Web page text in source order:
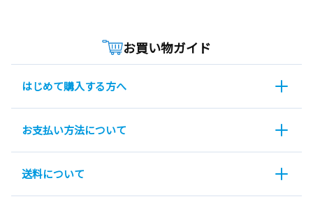
お買い物ガイド
はじめて購入する方へ
お支払い方法について
送料について